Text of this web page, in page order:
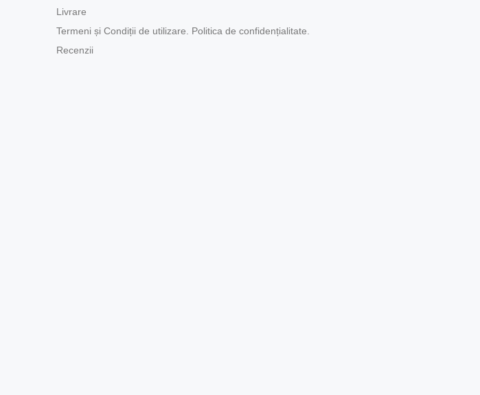
Livrare
Termeni și Condiții de utilizare. Politica de confidențialitate.
Recenzii